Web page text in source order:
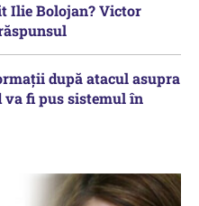
Ilie Bolojan? Victor
după atacul asupra
va fi pus sistemul în